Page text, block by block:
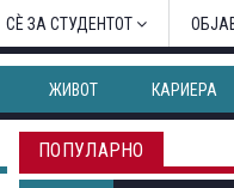
СЀ ЗА СТУДЕНТОТ
ЖИВОТ КАРИЕРА
ПОПУЛАРНО